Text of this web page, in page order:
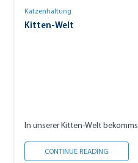
Katzenhaltung
Kitten-Welt
In unserer Kitten-Welt
CONTINUE READING